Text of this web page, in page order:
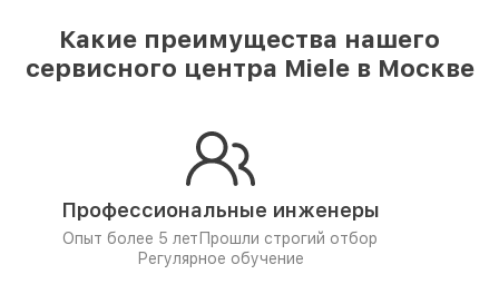
Какие преимущества нашего
сервисного центра Miele в Москве
Профессиональные инженеры
Опыт более 5 лет Прошли строгий отбор
Регулярное обучение